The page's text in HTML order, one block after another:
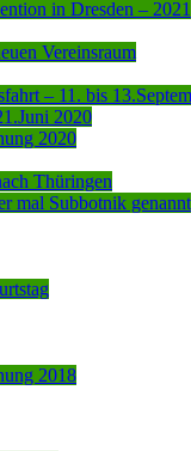
in Dresden – 2021
Vereinsraum
– 11. bis
2020
2020
Thüringen
mal Subbotnik genannt
2018